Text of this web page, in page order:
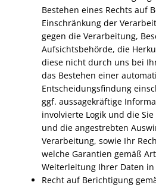
Bestehen eines Rechts auf
Einschränkung der
gegen die Verarbeitung,
Aufsichtsbehörde, die
diese nicht durch uns bei
das Bestehen einer
Entscheidungsfindung
ggf. aussagekräftige
involvierte Logik und die
und die angestrebten
Verarbeitung, sowie Ihr
welche Garantien gemäß
Weiterleitung Ihrer Daten
Recht auf Berichtigung